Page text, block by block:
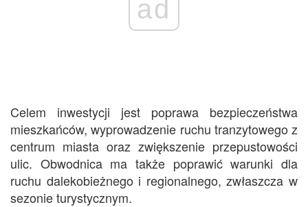
ad
Celem inwestycji jest poprawa bezpieczeństwa
mieszkańców, wyprowadzenie ruchu tranzytowego z
centrum miasta oraz zwiększenie przepustowości
ulic. Obwodnica ma także poprawić warunki dla
ruchu dalekobieżnego i regionalnego, zwłaszcza w
sezonie turystycznym.